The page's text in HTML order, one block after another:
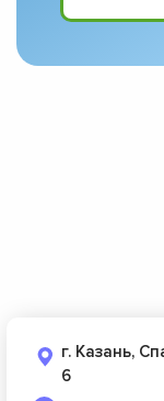
г. Казань,
6